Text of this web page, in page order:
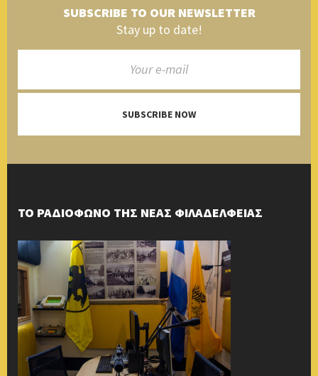
SUBSCRIBE TO OUR NEWSLETTER
Stay up to date!
SUBSCRIBE NOW
ΤΟ ΡΑΔΙΟΦΩΝΟ ΤΗΣ ΝΕΑΣ ΦΙΛΑΔΕΛΦΕΙΑΣ